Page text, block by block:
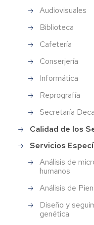
Audiovisuales
Biblioteca
Cafetería
Conserjería
Informática
Reprografía
Secretaría
Calidad de los
Servicios
Análisis de
humanos
Análisis de
Diseño y
genética